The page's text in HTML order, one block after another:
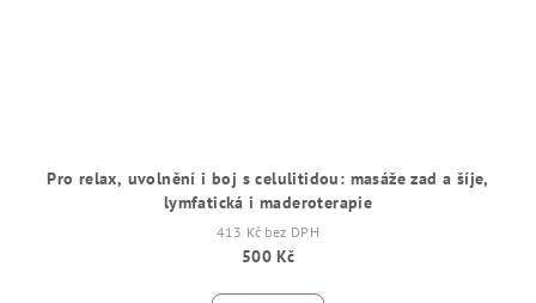
Pro relax, uvolnění i boj s celulitidou: masáže zad a šíje,
lymfatická i maderoterapie
413 Kč bez DPH
500 Kč